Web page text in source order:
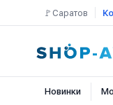
🚩Саратов
Новинки